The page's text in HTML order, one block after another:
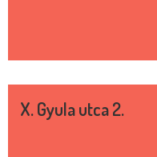
X. Gyula utca 2.